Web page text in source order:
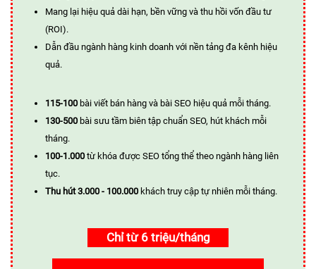
Mang lại hiệu quả dài hạn, bền vững và thu hồi vốn đầu tư
(ROI).
Dẫn đầu ngành hàng kinh doanh với nền tảng đa kênh hiệu
quả.
115-100 bài viết bán hàng và bài SEO hiệu quả mỗi tháng.
130-500 bài sưu tầm biên tập chuẩn SEO, hút khách mỗi
tháng.
100-1.000 từ khóa được SEO tổng thể theo ngành hàng liên
tục.
Thu hút 3.000 - 100.000 khách truy cập tự nhiên mỗi tháng.
Chỉ từ 6 triệu/tháng